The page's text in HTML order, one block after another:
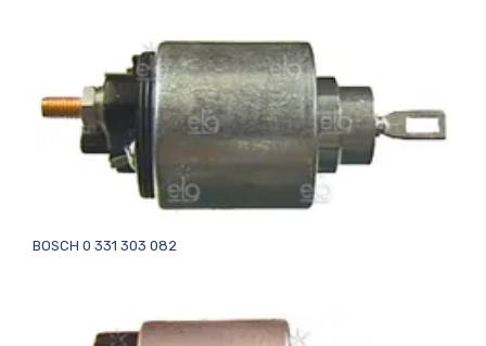
BOSCH 0 331 303 082